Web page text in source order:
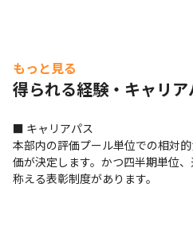
もっと見る
得られる経験・キャリア
■ キャリアパス
本部内の評価プール単位での相対
価が決定します。かつ四半期単位
称える表彰制度があります。